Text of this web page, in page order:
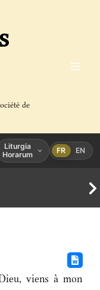
de
Liturgia
Horarum
FR EN
viens à mon